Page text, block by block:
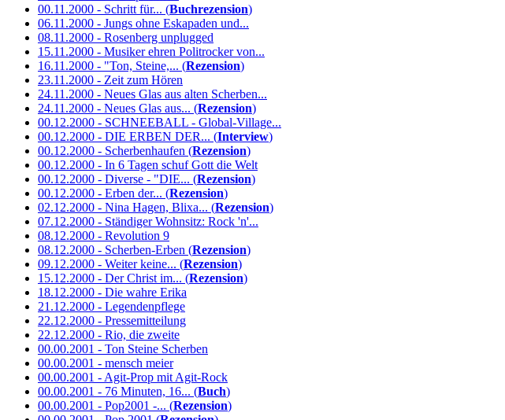
00.11.2000 - Schritt für... (Buchrezension)
06.11.2000 - Jungs ohne Eskapaden und...
08.11.2000 - Rosenberg unplugged
15.11.2000 - Musiker ehren Politrocker von...
16.11.2000 - "Ton, Steine,... (Rezension)
23.11.2000 - Zeit zum Hören
24.11.2000 - Neues Glas aus alten Scherben...
24.11.2000 - Neues Glas aus... (Rezension)
00.12.2000 - SCHNEEBALL - Global-Village...
00.12.2000 - DIE ERBEN DER... (Interview)
00.12.2000 - Scherbenhaufen (Rezension)
00.12.2000 - In 6 Tagen schuf Gott die Welt
00.12.2000 - Diverse - "DIE... (Rezension)
00.12.2000 - Erben der... (Rezension)
02.12.2000 - Nina Hagen, Blixa... (Rezension)
07.12.2000 - Ständiger Wohnsitz: Rock 'n'...
08.12.2000 - Revolution 9
08.12.2000 - Scherben-Erben (Rezension)
09.12.2000 - Weiter keine... (Rezension)
15.12.2000 - Der Christ im... (Rezension)
18.12.2000 - Die wahre Erika
21.12.2000 - Legendenpflege
22.12.2000 - Pressemitteilung
22.12.2000 - Rio, die zweite
00.00.2001 - Ton Steine Scherben
00.00.2001 - mensch meier
00.00.2001 - Agit-Prop mit Agit-Rock
00.00.2001 - 76 Minuten, 16... (Buch)
00.00.2001 - Pop2001 -... (Rezension)